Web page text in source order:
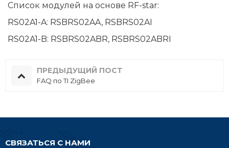
Список модулей на основе RF-star:
RS02A1-A: RSBRS02AA, RSBRS02AI
RS02A1-B: RSBRS02ABR, RSBRS02ABRI
ПРЕДЫДУЩИЙ ПОСТ
FAQ по TI ZigBee
СВЯЗАТЬСЯ С НАМИ